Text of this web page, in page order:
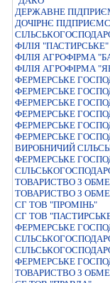
ДЕРЖАВНЕ
ДОЧІРНЄ
ФІЛІЯ
ФІЛІЯ АГРОФІРМА
ФІЛІЯ АГРОФІРМА
ФЕРМЕРСЬКЕ
ФЕРМЕРСЬКЕ
ФЕРМЕРСЬКЕ
ФЕРМЕРСЬКЕ
ФЕРМЕРСЬКЕ
ФЕРМЕРСЬКЕ
ВИРОБНИЧИЙ
ФЕРМЕРСЬКЕ
ТОВАРИСТВО З
ТОВАРИСТВО З
СГ ТОВ "ПРОМІНЬ"
СГ ТОВ
ФЕРМЕРСЬКЕ
ФЕРМЕРСЬКЕ
ТОВАРИСТВО З